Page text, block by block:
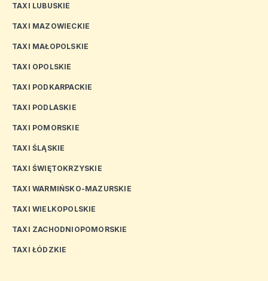
TAXI LUBUSKIE
TAXI MAZOWIECKIE
TAXI MAŁOPOLSKIE
TAXI OPOLSKIE
TAXI PODKARPACKIE
TAXI PODLASKIE
TAXI POMORSKIE
TAXI ŚLĄSKIE
TAXI ŚWIĘTOKRZYSKIE
TAXI WARMIŃSKO-MAZURSKIE
TAXI WIELKOPOLSKIE
TAXI ZACHODNIOPOMORSKIE
TAXI ŁÓDZKIE